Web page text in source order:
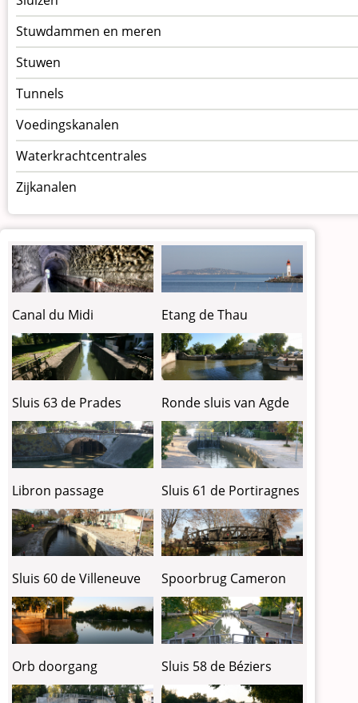
Stuwdammen en meren
Stuwen
Tunnels
Voedingskanalen
Waterkrachtcentrales
Zijkanalen
Canal du Midi Etang de Thau
Sluis 63 de Prades Ronde sluis van Agde
Libron passage Sluis 61 de Portiragnes
Sluis 60 de Villeneuve Spoorbrug Cameron
Orb doorgang Sluis 58 de Béziers